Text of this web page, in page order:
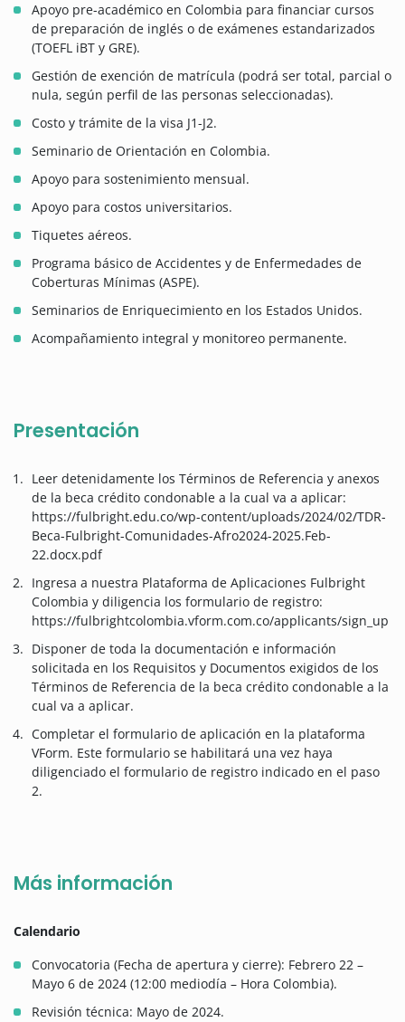
Apoyo pre-académico en Colombia para financiar cursos
de preparación de inglés o de exámenes estandarizados
(TOEFL iBT y GRE).
Gestión de exención de matrícula (podrá ser total, parcial o
nula, según perfil de las personas seleccionadas).
Costo y trámite de la visa J1-J2.
Seminario de Orientación en Colombia.
Apoyo para sostenimiento mensual.
Apoyo para costos universitarios.
Tiquetes aéreos.
Programa básico de Accidentes y de Enfermedades de
Coberturas Mínimas (ASPE).
Seminarios de Enriquecimiento en los Estados Unidos.
Acompañamiento integral y monitoreo permanente.
Presentación
Leer detenidamente los Términos de Referencia y anexos
de la beca crédito condonable a la cual va a aplicar:
https://fulbright.edu.co/wp-content/uploads/2024/02/TDR-
Beca-Fulbright-Comunidades-Afro2024-2025.Feb-
22.docx.pdf
Ingresa a nuestra Plataforma de Aplicaciones Fulbright
Colombia y diligencia los formulario de registro:
https://fulbrightcolombia.vform.com.co/applicants/sign_up
Disponer de toda la documentación e información
solicitada en los Requisitos y Documentos exigidos de los
Términos de Referencia de la beca crédito condonable a la
cual va a aplicar.
Completar el formulario de aplicación en la plataforma
VForm. Este formulario se habilitará una vez haya
diligenciado el formulario de registro indicado en el paso
2.
Más información
Calendario
Convocatoria (Fecha de apertura y cierre): Febrero 22 –
Mayo 6 de 2024 (12:00 mediodía – Hora Colombia).
Revisión técnica: Mayo de 2024.